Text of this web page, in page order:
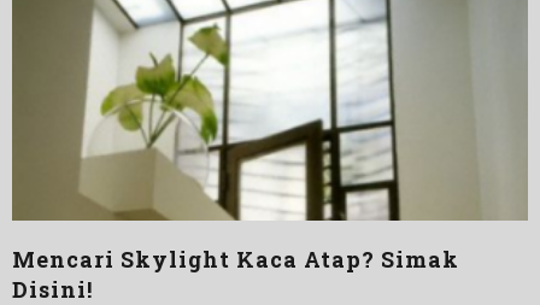
Mencari Skylight Kaca Atap? Simak
Disini!